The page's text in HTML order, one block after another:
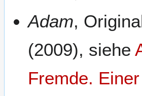
Adam,
(2009), siehe
Fremde.